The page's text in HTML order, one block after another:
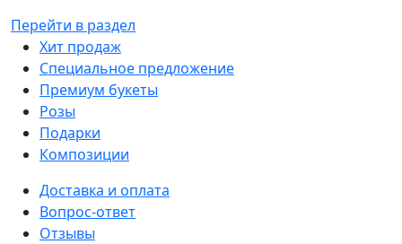
Перейти в раздел
Хит продаж
Специальное предложение
Премиум букеты
Розы
Подарки
Композиции
Доставка и оплата
Вопрос-ответ
Отзывы